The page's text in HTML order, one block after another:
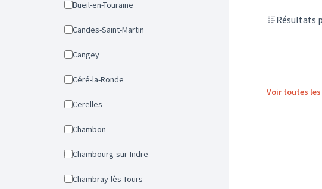
Bueil-en-Touraine
Candes-Saint-Martin
Cangey
Céré-la-Ronde
Cerelles
Chambon
Chambourg-sur-Indre
Chambray-lès-Tours
Résultats
Voir toutes